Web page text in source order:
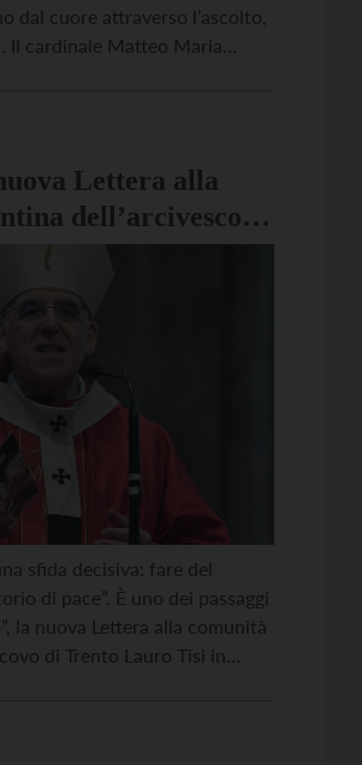
dal cuore attraverso l’ascolto,
Il cardinale Matteo Maria
Lettera alla
dell’arcivescovo
sfida decisiva: fare del
di pace”. È uno dei passaggi
la nuova Lettera alla comunità
di Trento Lauro Tisi in